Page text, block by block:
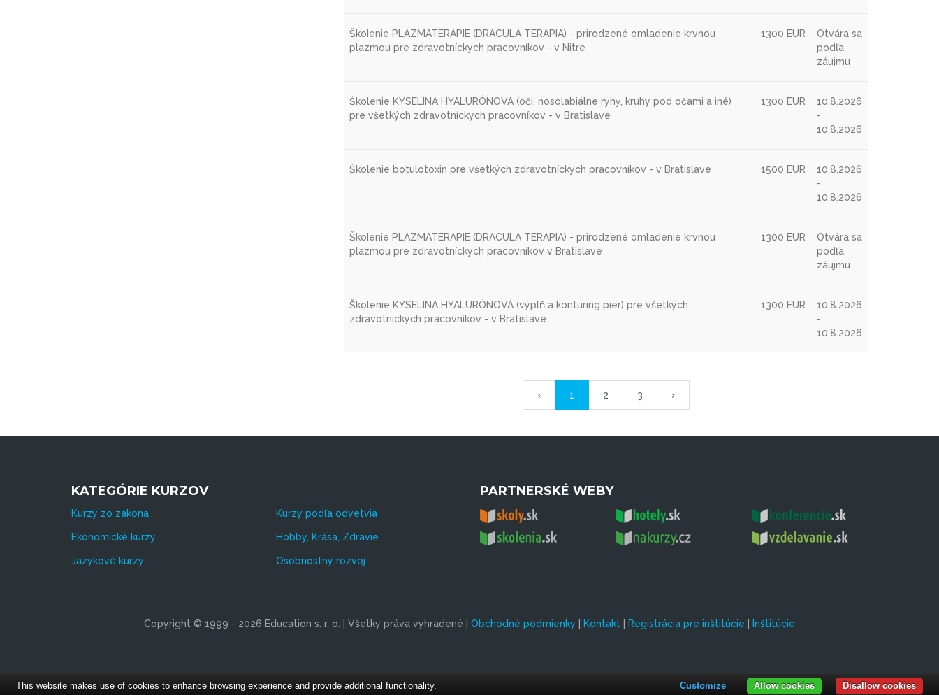
ŠkoIenie PLAZMATERAPIE (DRACULA TERAPIA) - prirodzené omladenie krvnou
plazmou pre zdravotníckych pracovníkov - v Nitre
1300 EUR
Otvára sa
podľa
záujmu
Školenie KYSELINA HYALURÓNOVÁ (oči, nosolabiálne ryhy, kruhy pod očami a iné)
pre všetkých zdravotníckych pracovníkov - v Bratislave
1300 EUR
10.8.2026
-
10.8.2026
Školenie botulotoxin pre všetkých zdravotníckych pracovníkov - v Bratislave 1500 EUR
10.8.2026
-
10.8.2026
ŠkoIenie PLAZMATERAPIE (DRACULA TERAPIA) - prirodzené omladenie krvnou
plazmou pre zdravotníckych pracovníkov v Bratislave
1300 EUR
Otvára sa
podľa
záujmu
Školenie KYSELINA HYALURÓNOVÁ (výplň a konturing pier) pre všetkých
zdravotníckych pracovníkov - v Bratislave
1300 EUR
10.8.2026
-
10.8.2026
‹ 1 2 3 ›
KATEGÓRIE KURZOV
Kurzy zo zákona Kurzy podľa odvetvia
Ekonomické kurzy Hobby, Krása, Zdravie
Jazykové kurzy Osobnostný rozvoj
PARTNERSKÉ WEBY
Copyright © 1999 - 2026 Education s. r. o. | Všetky práva vyhradené | Obchodné podmienky Kontakt Registrácia pre inštitúcie Inštitúcie
This website makes use of cookies to enhance browsing experience and provide additional functionality. Disallow cookies
Allow cookies
Customize